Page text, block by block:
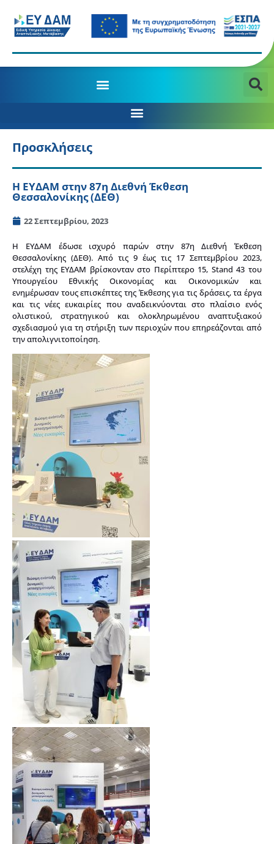
Προσκλήσεις
Η ΕΥΔΑΜ στην 87η Διεθνή Έκθεση
Θεσσαλονίκης (ΔΕΘ)
22 Σεπτεμβρίου, 2023
Η ΕΥΔΑΜ έδωσε ισχυρό παρών στην 87η Διεθνή Έκθεση
Θεσσαλονίκης (ΔΕΘ). Από τις 9 έως τις 17 Σεπτεμβρίου 2023,
στελέχη της ΕΥΔΑΜ βρίσκονταν στο Περίπτερο 15, Stand 43 του
Υπουργείου Εθνικής Οικονομίας και Οικονομικών και
ενημέρωσαν τους επισκέπτες της Έκθεσης για τις δράσεις, τα έργα
και τις νέες ευκαιρίες που αναδεικνύονται στο πλαίσιο ενός
ολιστικού, στρατηγικού και ολοκληρωμένου αναπτυξιακού
σχεδιασμού για τη στήριξη των περιοχών που επηρεάζονται από
την απολιγνιτοποίηση.